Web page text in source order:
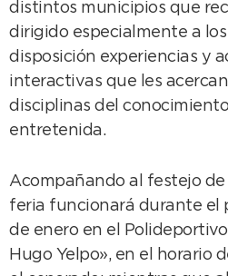
distintos municipios que
dirigido especialmente a
disposición experiencias y
interactivas que les
disciplinas del
entretenida.
Acompañando al festejo de
feria funcionará durante el
de enero en el
Hugo Yelpo», en el horario